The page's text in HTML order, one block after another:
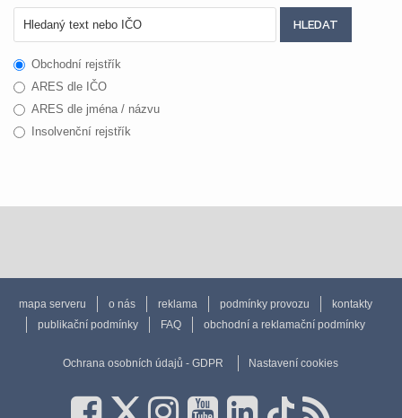
Obchodní rejstřík
ARES dle IČO
ARES dle jména / názvu
Insolvenční rejstřík
mapa serveru o nás reklama podmínky provozu
kontakty
publikační podmínky
FAQ obchodní a reklamační podmínky
Ochrana osobních údajů - GDPR Nastavení cookies